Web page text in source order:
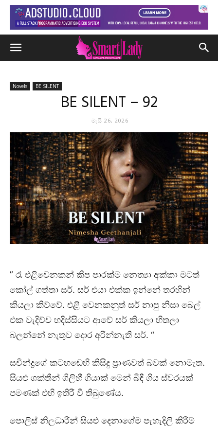
Novels BE SILENT
BE SILENT – 92
මැයි 26, 2026
” රෑ එළිවෙනකන් කීප පාරක්ම නෙත්‍යා අක්කා මටත්
කෝල් ගත්තා සර්. සර් එයා එක්ක ඉන්නේ තරහින්
කියලා කිව්වේ. එළි වෙනකනුත් සර් නාපු නිසා බෙල්
එක වැදිච්ච හදිස්සියට ආවේ සර් කියලා හිතලා
බලන්නේ නැතුව දොර අරින්නැති සර්. “
සචින්ද්‍රගේ කටහඬෙහි කිසිදු ප්‍රාණවත් බවක් නොමැත.
සියළු ශක්තීන් ගිලිහී ගියාක් මෙන් බිඳී ගිය ස්වරයක්
පමණක් එහි ඉතිරී වී තිබුණේය.
පොලිස් නිලධාරීන් සියළු දෙනාගේම පැහැදිලි කිරීම්